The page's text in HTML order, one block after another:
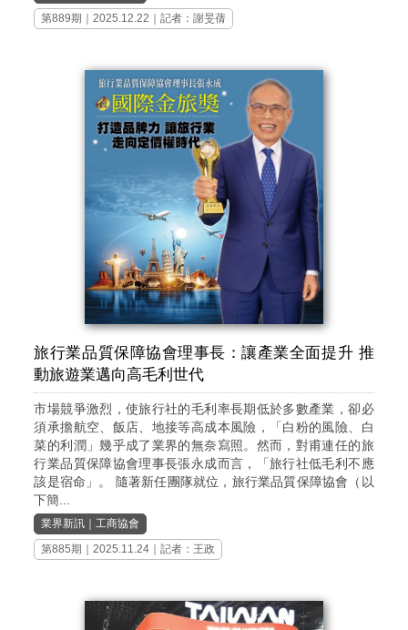
第889期 ｜2025.12.22｜記者：謝旻蒨
旅行業品質保障協會理事長：讓產業全面提升 推
動旅遊業邁向高毛利世代
市場競爭激烈，使旅行社的毛利率長期低於多數產業，卻必
須承擔航空、飯店、地接等高成本風險，「白粉的風險、白
菜的利潤」幾乎成了業界的無奈寫照。然而，對甫連任的旅
行業品質保障協會理事長張永成而言，「旅行社低毛利不應
該是宿命」。 隨著新任團隊就位，旅行業品質保障協會（以
下簡...
業界新訊 ｜ 工商協會
第885期 ｜2025.11.24｜記者：王政